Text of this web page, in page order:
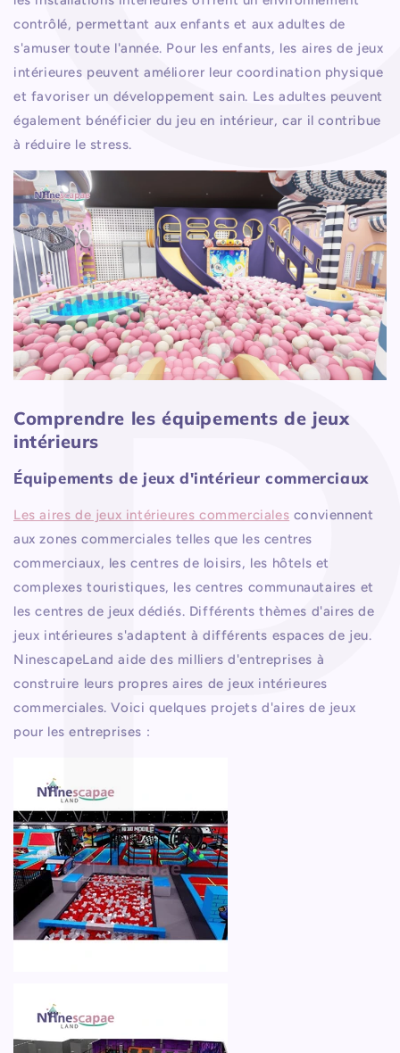
contrôlé, permettant aux enfants et aux adultes de
s'amuser toute l'année. Pour les enfants, les aires de jeux
intérieures peuvent améliorer leur coordination physique
et favoriser un développement sain. Les adultes peuvent
également bénéficier du jeu en intérieur, car il contribue
à réduire le stress.
Comprendre les équipements de jeux
intérieurs
Équipements de jeux d'intérieur commerciaux
Les aires de jeux intérieures commerciales conviennent
aux zones commerciales telles que les centres
commerciaux, les centres de loisirs, les hôtels et
complexes touristiques, les centres communautaires et
les centres de jeux dédiés. Différents thèmes d'aires de
jeux intérieures s'adaptent à différents espaces de jeu.
NinescapeLand aide des milliers d'entreprises à
construire leurs propres aires de jeux intérieures
commerciales. Voici quelques projets d'aires de jeux
pour les entreprises :